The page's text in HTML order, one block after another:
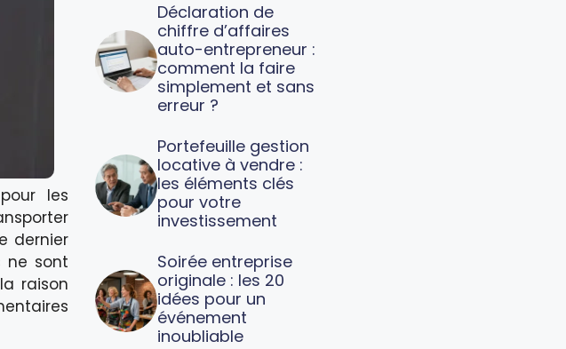
les
dernier
ne sont
raison
Déclaration de
chiffre d’affaires
auto-entrepreneur :
comment la faire
simplement et sans
erreur ?
Portefeuille gestion
locative à vendre :
les éléments clés
pour votre
investissement
Soirée entreprise
originale : les 20
idées pour un
événement
inoubliable